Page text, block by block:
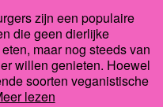
zijn een populaire
die geen dierlijke
maar nog steeds van
willen genieten. Hoewel
soorten veganistische
lezen